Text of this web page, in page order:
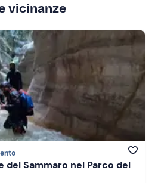
vicinanze
del Sammaro nel Parco del